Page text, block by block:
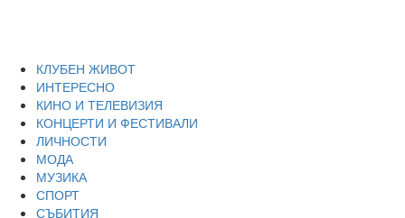
КЛУБЕН ЖИВОТ
ИНТЕРЕСНО
КИНО И ТЕЛЕВИЗИЯ
КОНЦЕРТИ И ФЕСТИВАЛИ
ЛИЧНОСТИ
МОДА
МУЗИКА
СПОРТ
СЪБИТИЯ